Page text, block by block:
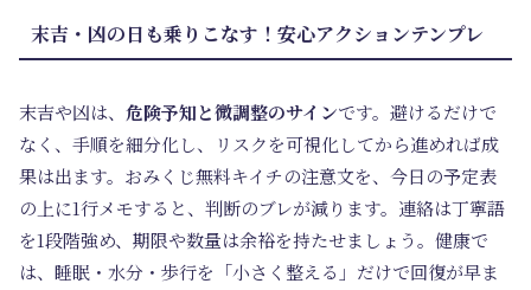
末吉・凶の日も乗りこなす！安心アクションテンプレ
末吉や凶は、 危険予知と微調整のサインです。避けるだけで
なく、手順を細分化し、リスクを可視化してから進めれば成
果は出ます。おみくじ無料キイチの注意文を、今日の予定表
の上に1行メモすると、判断のブレが減ります。連絡は丁寧語
を1段階強め、期限や数量は余裕を持たせましょう。健康で
は、睡眠・水分・歩行を「小さく整える」だけで回復が早ま